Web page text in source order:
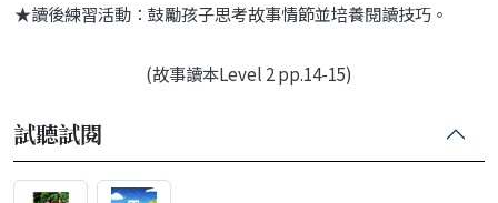
★讀後練習活動：鼓勵孩子思考故事情節並培養閱讀技巧。
(故事讀本Level 2 pp.14-15)
試聽試閱